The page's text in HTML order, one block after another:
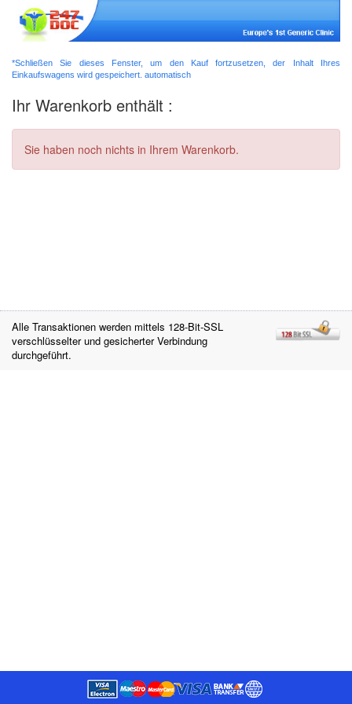
*Schließen Sie dieses Fenster, um den Kauf fortzusetzen, der Inhalt Ihres
Einkaufswagens wird gespeichert. automatisch
Ihr Warenkorb enthält :
Sie haben noch nichts in Ihrem Warenkorb.
Alle Transaktionen werden mittels 128-Bit-SSL
verschlüsselter und gesicherter Verbindung
durchgeführt.